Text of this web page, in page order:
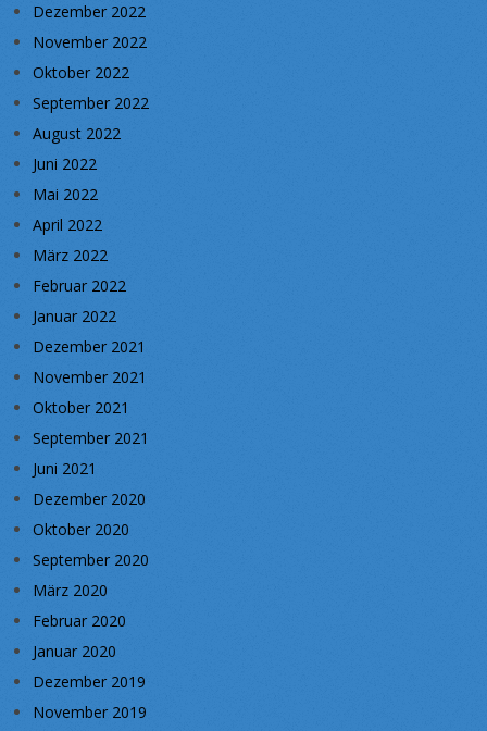
Dezember 2022
November 2022
Oktober 2022
September 2022
August 2022
Juni 2022
Mai 2022
April 2022
März 2022
Februar 2022
Januar 2022
Dezember 2021
November 2021
Oktober 2021
September 2021
Juni 2021
Dezember 2020
Oktober 2020
September 2020
März 2020
Februar 2020
Januar 2020
Dezember 2019
November 2019